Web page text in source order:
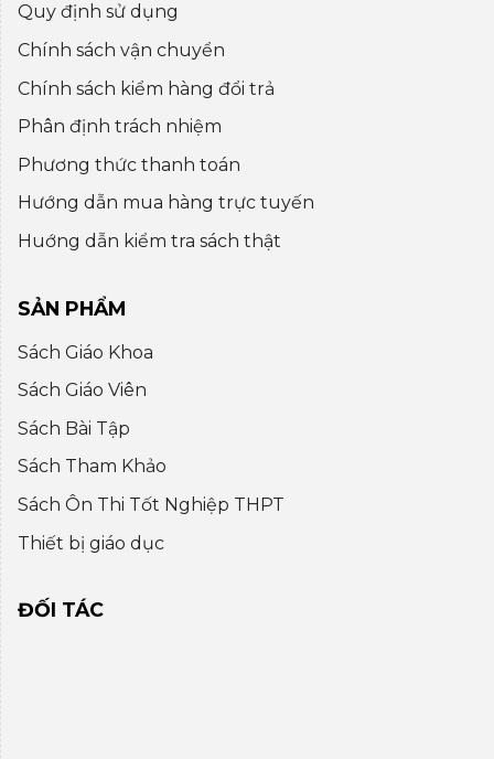
Quy định sử dụng
Chính sách vận chuyển
Chính sách kiểm hàng đổi trả
Phân định trách nhiệm
Phương thức thanh toán
Hướng dẫn mua hàng trực tuyến
Huớng dẫn kiểm tra sách thật
SẢN PHẨM
Sách Giáo Khoa
Sách Giáo Viên
Sách Bài Tập
Sách Tham Khảo
Sách Ôn Thi Tốt Nghiệp THPT
Thiết bị giáo dục
ĐỐI TÁC